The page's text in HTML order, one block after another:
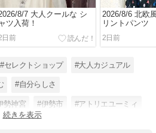
8/7 大人クールな シ
ャツ入荷！
日前
2026/8/6 北欧
リントパンツ
2日前
#セレクトショップ #大人カジュアル
#自分らしさ
勢神宮 #伊勢市 #アトリエユーミィ
続きを表示